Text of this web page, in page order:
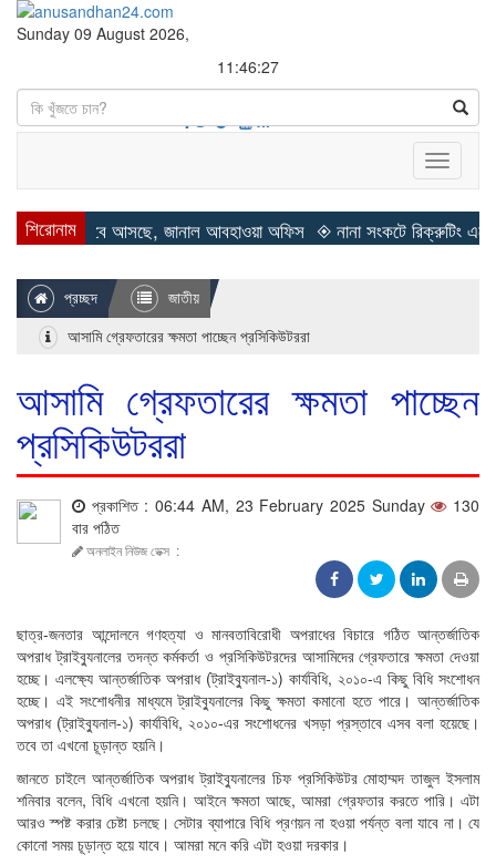
Sunday 09 August 2026,
11:46:28
Search
Toggle
শিরোনাম
কবে আসছে, জানাল আবহাওয়া অফিস ◈ নানা সংকটে রিক্রুটিং এজেন্সি,
প্রচ্ছদ
জাতীয়
আসামি গ্রেফতারের ক্ষমতা পাচ্ছেন প্রসিকিউটররা
আসামি গ্রেফতারের ক্ষমতা পাচ্ছেন
প্রসিকিউটররা
প্রকাশিত : 06:44 AM, 23 February 2025 Sunday
130
বার পঠিত
অনলাইন নিউজ ডেক্স :
ছাত্র-জনতার আন্দোলনে গণহত্যা ও মানবতাবিরোধী অপরাধের বিচারে গঠিত আন্তর্জাতিক
অপরাধ ট্রাইব্যুনালের তদন্ত কর্মকর্তা ও প্রসিকিউটরদের আসামিদের গ্রেফতারে ক্ষমতা দেওয়া
হচ্ছে। এলক্ষ্যে আন্তর্জাতিক অপরাধ (ট্রাইব্যুনাল-১) কার্যবিধি, ২০১০-এ কিছু বিধি সংশোধন
হচ্ছে। এই সংশোধনীর মাধ্যমে ট্রাইব্যুনালের কিছু ক্ষমতা কমানো হতে পারে। আন্তর্জাতিক
অপরাধ (ট্রাইব্যুনাল-১) কার্যবিধি, ২০১০-এর সংশোধনের খসড়া প্রস্তাবে এসব বলা হয়েছে।
তবে তা এখনো চূড়ান্ত হয়নি।
জানতে চাইলে আন্তর্জাতিক অপরাধ ট্রাইব্যুনালের চিফ প্রসিকিউটর মোহাম্মদ তাজুল ইসলাম
শনিবার বলেন, বিধি এখনো হয়নি। আইনে ক্ষমতা আছে, আমরা গ্রেফতার করতে পারি। এটা
আরও স্পষ্ট করার চেষ্টা চলছে। সেটার ব্যাপারে বিধি প্রণয়ন না হওয়া পর্যন্ত বলা যাবে না। যে
কোনো সময় চূড়ান্ত হয়ে যাবে। আমরা মনে করি এটা হওয়া দরকার।